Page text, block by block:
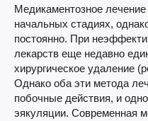
Медикаментозное
начальных стадиях,
постоянно. При
лекарств еще недавно
хирургическое удаление
Однако оба эти метода
побочные действия, и
эякуляции. Современная